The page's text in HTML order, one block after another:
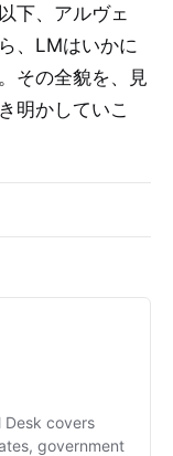
下、アルヴェ
、LMはいかに
その全貌を、見
明かしていこ
Desk covers
government